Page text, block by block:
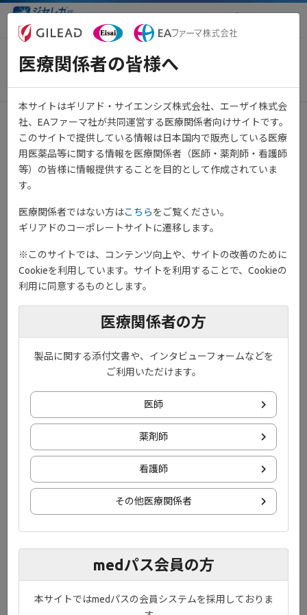
医療関係者向け情報サイト
JAKのペアリング
JAKのペアリングを介した正常なサイトカインシグナル伝達
は、病原体に対する免疫や造血などに関わっており、身体の機
能に不可欠です1）。
により炎症性サイトカインの過剰産生と免疫細胞の活性化が生
じ、組織の破壊や全身性炎症、自己免疫異常を引き起こします
1）Winthrop KL. Nat Rev Rheumatol. 2017;13:234-243.
2）Hodge JA, et al. Clin Exp Rheumatol. 2016;34:318-328.
3）McInnes IB, et al. Nat Rev Immunol. 2007;7:429-442.
4）Schwartz DM, et al. Nat Rev Drug Discov. 2017;16:843-862.
5）Schett G. Rheumatology (Oxford). 2018;57:ii43-ii50.
6）Dinesh P, et al. J Cell Physiol. 2018;233:3918-3928.
9）Boettger MK, et al. Arthritis Res Ther. 2010;12:R140.
10）Schurgers E, et al. J Interferon Cytokine Res. 2011;31:917-926.
12）Jang J, et al. Arthritis Res Ther. 2006;8:R170.
医療関係者の皆様へ
本サイトはギリアド・サイエンシズ株式会社、エーザイ株式会
社、EAファーマ社が共同運営する医療関係者向けサイトです。
このサイトで提供している情報は日本国内で販売している医療
用医薬品等に関する情報を医療関係者（医師・薬剤師・看護師
等）の皆様に情報提供することを目的として作成されていま
す。
医療関係者ではない方はこちらをご覧ください。
ギリアドのコーポレートサイトに遷移します。
※このサイトでは、コンテンツ向上や、サイトの改善のために
Cookieを利用しています。サイトを利用することで、Cookieの
利用に同意するものとします。
医療関係者の方
製品に関する添付文書や、インタビューフォームなどを
ご利用いただけます。
医師
薬剤師
看護師
その他医療関係者
medパス会員の方
本サイトではmedパスの会員システムを採用しておりま